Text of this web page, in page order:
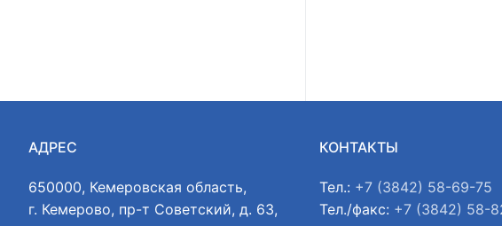
АДРЕС
650000, Кемеровская область,
г. Кемерово, пр-т Советский, д. 63,
КОНТАКТЫ
Тел.: +7 (3842) 58-69-75
Тел./факс: +7 (3842) 58-